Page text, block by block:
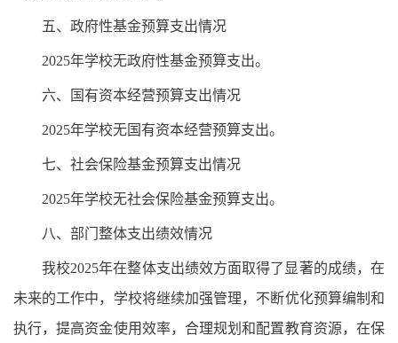
五、政府性基金预算支出情况
2025年学校无政府性基金预算支出。
六、国有资本经营预算支出情况
2025年学校无国有资本经营预算支出。
七、社会保险基金预算支出情况
2025年学校无社会保险基金预算支出。
八、部门整体支出绩效情况
我校2025年在整体支出绩效方面取得了显著的成绩，在
未来的工作中，学校将继续加强管理，不断优化预算编制和
执行，提高资金使用效率，合理规划和配置教育资源，在保